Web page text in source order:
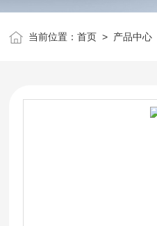
当前位置：首页 > 产品中心